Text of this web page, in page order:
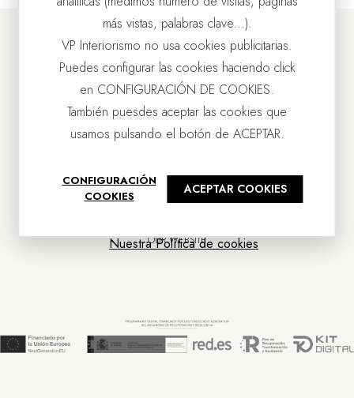
OUR COMPANY
CUSTOMER SERVICE
OUR WEBSITE
más vistas, palabras clave...).
VP Interiorismo no usa cookies publicitarias.
Puedes configurar las cookies haciendo click
en CONFIGURACIÓN DE COOKIES.
También puesdes aceptar las cookies que
usamos pulsando el botón de ACEPTAR.
CONFIGURACIÓN
COOKIES
ACEPTAR COOKIES
Nuestra Política de cookies